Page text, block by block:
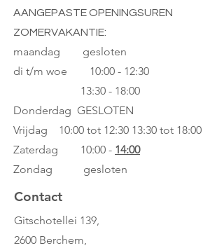
Leeftijd: 8+
Spelers: 2-6
Speelduur: 30min
AANGEPASTE OPENINGSUREN
ZOMERVAKANTIE:
maandag gesloten
di t/m woe 10:00 - 12:30
13:30 - 18:00
Donderdag GESLOTEN
Vrijdag 10:00 tot 12:30 13:30 tot 18:00
Zaterdag 10:00 - 14:00
Zondag gesloten
Contact
Gitschotellei 139,
2600 Berchem,